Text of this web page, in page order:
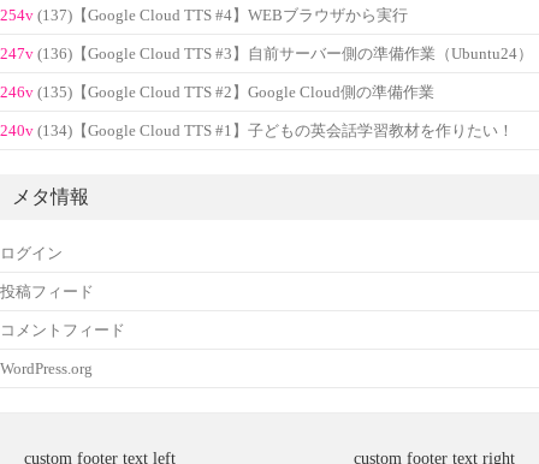
254v (137)【Google Cloud TTS #4】WEBブラウザから実行
247v (136)【Google Cloud TTS #3】自前サーバー側の準備作業（Ubuntu24）
246v (135)【Google Cloud TTS #2】Google Cloud側の準備作業
240v (134)【Google Cloud TTS #1】子どもの英会話学習教材を作りたい！
メタ情報
ログイン
投稿フィード
コメントフィード
WordPress.org
custom footer text left custom footer text right